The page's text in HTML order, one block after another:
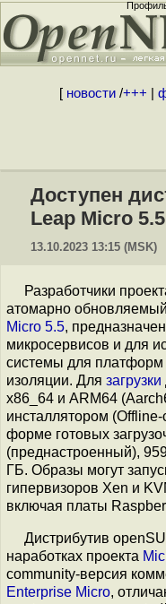
[ новости/+++
Доступен
Leap Micro 5.5
13.10.2023 13:15 (MSK)
Разработчики
атомарно
Micro 5.5,
микросервисов и для
системы для платформ
изоляции. Для загрузки
x86_64 и ARM64
инсталлятором
форме готовых
(преднастроенный),
ГБ. Образы могут
гипервизоров Xen и
включая платы
Дистрибутив
наработках проекта
community-версия
Enterprise Micro,